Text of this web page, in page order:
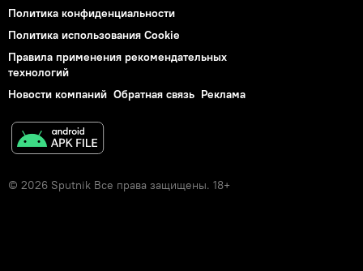
Политика конфиденциальности
Политика использования Cookie
Правила применения рекомендательных
технологий
Новости компаний Обратная связь Реклама
© 2026 Sputnik Все права защищены. 18+